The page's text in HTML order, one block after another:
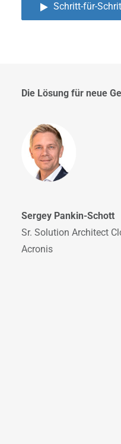
Schritt-für-
Die Lösung für neue
Sergey Pankin-Schott
Sr. Solution Architect
Acronis